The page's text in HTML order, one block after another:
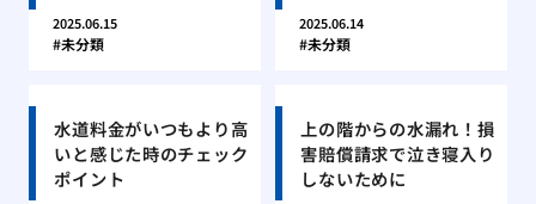
2025.06.15
未分類
2025.06.14
未分類
水道料金がいつもより高
いと感じた時のチェック
ポイント
上の階からの水漏れ！損
害賠償請求で泣き寝入り
しないために